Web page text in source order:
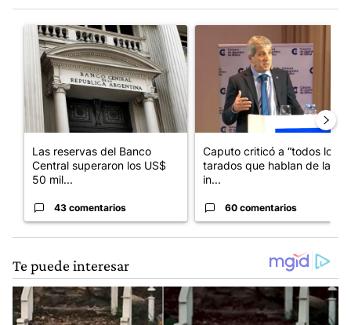
Un artículo de tendencia con el título "Las reservas del Banco
Las reservas del Banco
Central superaron los US$
50 mil...
43 comentarios
Caputo criticó a “todos los
tarados que hablan de la
in...
60 comentarios